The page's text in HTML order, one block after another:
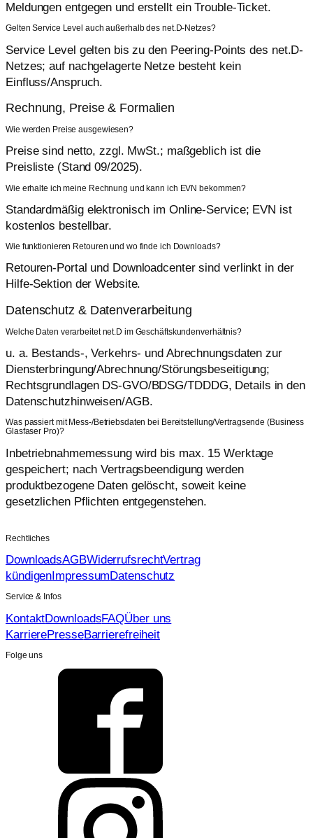
Meldungen entgegen und erstellt ein Trouble-Ticket.
Gelten Service Level auch außerhalb des net.D-Netzes?
Service Level gelten bis zu den Peering-Points des net.D-
Netzes; auf nachgelagerte Netze besteht kein
Einfluss/Anspruch.
Rechnung, Preise & Formalien
Wie werden Preise ausgewiesen?
Preise sind netto, zzgl. MwSt.; maßgeblich ist die
Preisliste (Stand 09/2025).
Wie erhalte ich meine Rechnung und kann ich EVN bekommen?
Standardmäßig elektronisch im Online-Service; EVN ist
kostenlos bestellbar.
Wie funktionieren Retouren und wo finde ich Downloads?
Retouren-Portal und Downloadcenter sind verlinkt in der
Hilfe-Sektion der Website.
Datenschutz & Datenverarbeitung
Welche Daten verarbeitet net.D im Geschäftskundenverhältnis?
u. a. Bestands-, Verkehrs- und Abrechnungsdaten zur
Diensterbringung/Abrechnung/Störungsbeseitigung;
Rechtsgrundlagen DS-GVO/BDSG/TDDDG, Details in den
Datenschutzhinweisen/AGB.
Was passiert mit Mess-/Betriebsdaten bei Bereitstellung/Vertragsende (Business
Glasfaser Pro)?
Inbetriebnahmemessung wird bis max. 15 Werktage
gespeichert; nach Vertragsbeendigung werden
produktbezogene Daten gelöscht, soweit keine
gesetzlichen Pflichten entgegenstehen.
Rechtliches
DownloadsAGBWiderrufsrechtVertrag
kündigenImpressumDatenschutz
Service & Infos
KontaktDownloadsFAQÜber uns
KarrierePresseBarrierefreiheit
Folge uns